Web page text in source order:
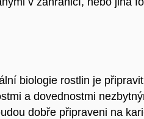
biologie rostlin je
a dovednostmi
dobře připraveni na